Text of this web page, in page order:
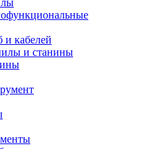
и кабелей
и станины